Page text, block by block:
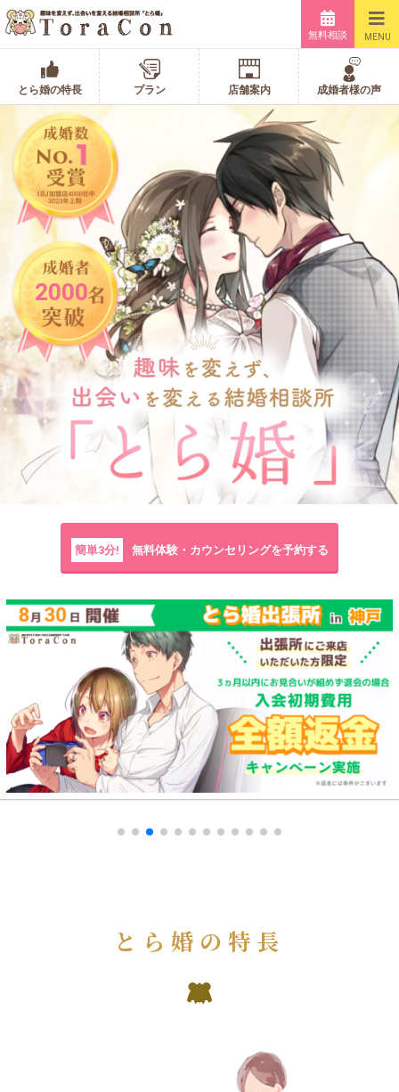
無料相談 MENU
とら婚の特長 プラン 店舗案内 成婚者様の声
2000
簡単3分! 無料体験・カウンセリングを予約する
とら婚の特長